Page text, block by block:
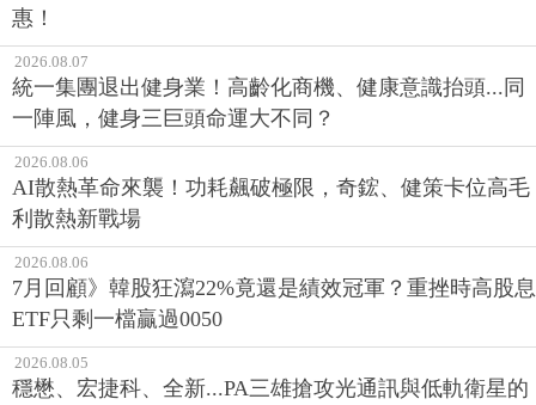
惠！
2026.08.07
統一集團退出健身業！高齡化商機、健康意識抬頭...同
一陣風，健身三巨頭命運大不同？
2026.08.06
AI散熱革命來襲！功耗飆破極限，奇鋐、健策卡位高毛
利散熱新戰場
2026.08.06
7月回顧》韓股狂瀉22%竟還是績效冠軍？重挫時高股息
ETF只剩一檔贏過0050
2026.08.05
穩懋、宏捷科、全新...PA三雄搶攻光通訊與低軌衛星的